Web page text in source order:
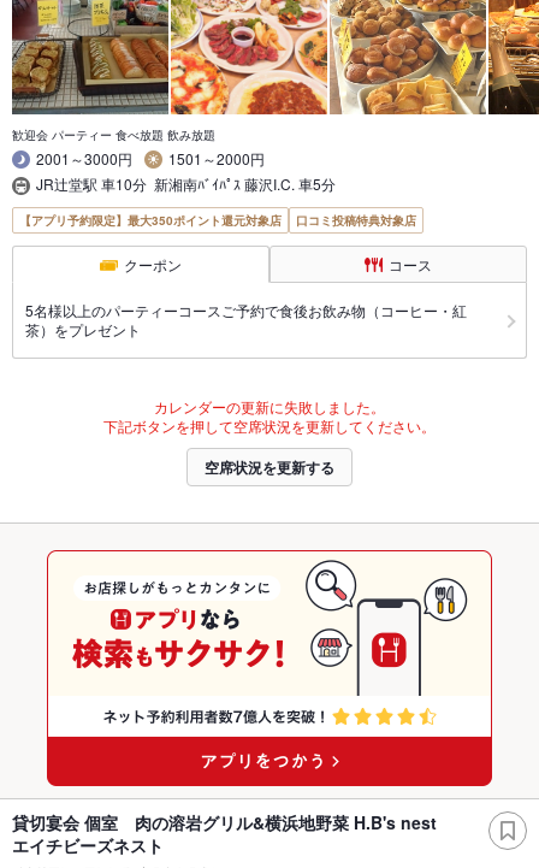
歓迎会 パーティー 食べ放題 飲み放題
2001～3000円
1501～2000円
JR辻堂駅 車10分 新湘南ﾊﾞｲﾊﾟｽ 藤沢I.C. 車5分
【アプリ予約限定】最大350ポイント還元対象店 口コミ投稿特典対象店
クーポン コース
5名様以上のパーティーコースご予約で食後お飲み物（コーヒー・紅
茶）をプレゼント
カレンダーの更新に失敗しました。
下記ボタンを押して空席状況を更新してください。
空席状況を更新する
貸切宴会 個室 肉の溶岩グリル&横浜地野菜 H.B's nest
エイチビーズネスト